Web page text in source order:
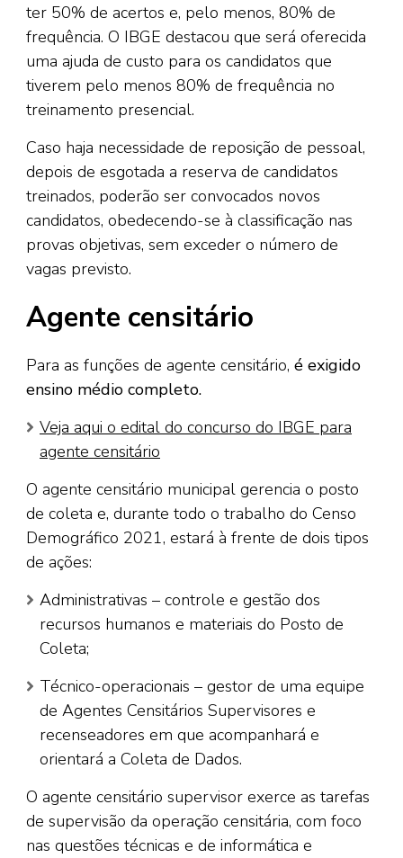
ter 50% de acertos e, pelo menos, 80% de
frequência. O IBGE destacou que será oferecida
uma ajuda de custo para os candidatos que
tiverem pelo menos 80% de frequência no
treinamento presencial.
Caso haja necessidade de reposição de pessoal,
depois de esgotada a reserva de candidatos
treinados, poderão ser convocados novos
candidatos, obedecendo-se à classificação nas
provas objetivas, sem exceder o número de
vagas previsto.
Agente censitário
Para as funções de agente censitário, é exigido
ensino médio completo.
Veja aqui o edital do concurso do IBGE para
agente censitário
O agente censitário municipal gerencia o posto
de coleta e, durante todo o trabalho do Censo
Demográfico 2021, estará à frente de dois tipos
de ações:
Administrativas – controle e gestão dos
recursos humanos e materiais do Posto de
Coleta;
Técnico-operacionais – gestor de uma equipe
de Agentes Censitários Supervisores e
recenseadores em que acompanhará e
orientará a Coleta de Dados.
O agente censitário supervisor exerce as tarefas
de supervisão da operação censitária, com foco
nas questões técnicas e de informática e